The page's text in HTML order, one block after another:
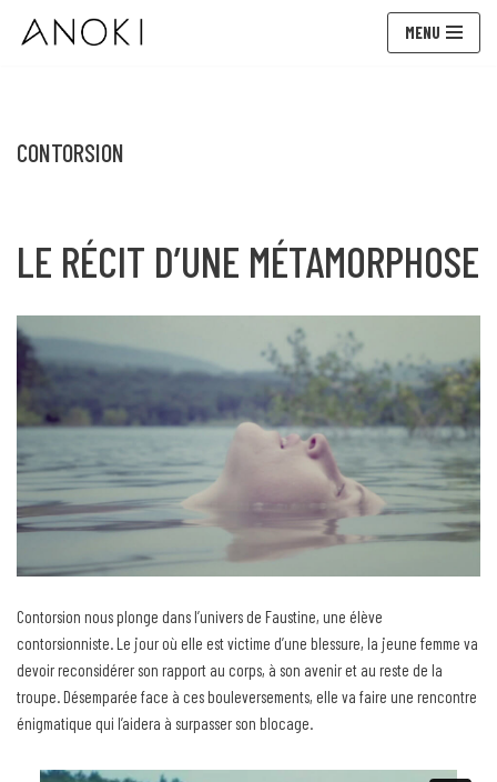
MENU
CONTORSION
LE RÉCIT D’UNE MÉTAMORPHOSE
Contorsion nous plonge dans l’univers de Faustine, une élève
contorsionniste. Le jour où elle est victime d’une blessure, la jeune femme va
devoir reconsidérer son rapport au corps, à son avenir et au reste de la
troupe. Désemparée face à ces bouleversements, elle va faire une rencontre
énigmatique qui l’aidera à surpasser son blocage.